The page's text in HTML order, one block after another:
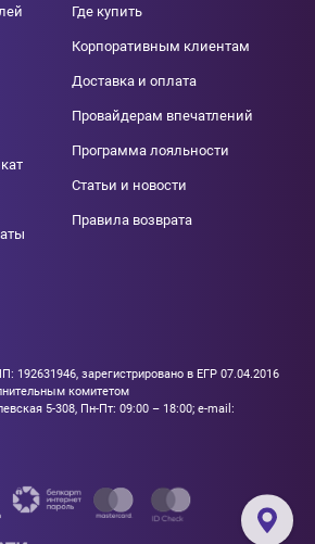
Где купить
Корпоративным клиентам
Доставка и оплата
Провайдерам впечатлений
Программа лояльности
Статьи и новости
Правила возврата
192631946, зарегистрировано в ЕГР 07.04.2016
комитетом
5-308, Пн-Пт: 09:00 – 18:00; e-mail: